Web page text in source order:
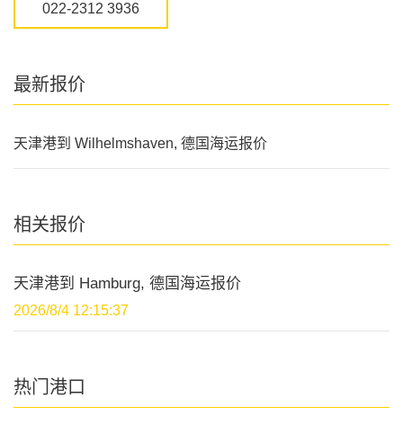
022-2312 3936
最新报价
天津港到 Wilhelmshaven, 德国海运报价
相关报价
天津港到 Hamburg, 德国海运报价
2026/8/4 12:15:37
热门港口